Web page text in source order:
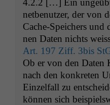
net­be­nutzer, der von
Cache-Spe­ich­ers
nen Dat­en nichts
Art. 197 Ziff. 3bis
Ob er von den Dat­en
nach den konkreten
Einzelfall zu
kön­nen sich